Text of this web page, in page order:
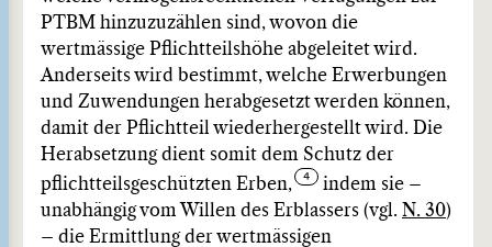
PTBM hinzuzuzählen sind, wovon die
wertmässige Pflichtteilshöhe abgeleitet wird.
Anderseits wird bestimmt, welche Erwerbungen
und Zuwendungen herabgesetzt werden können,
damit der Pflichtteil wiederhergestellt wird. Die
Herabsetzung dient somit dem Schutz der
pflichtteilsgeschützten Erben,
indem sie –
unabhängig vom Willen des Erblassers (vgl. N. 30)
– die Ermittlung der wertmässigen